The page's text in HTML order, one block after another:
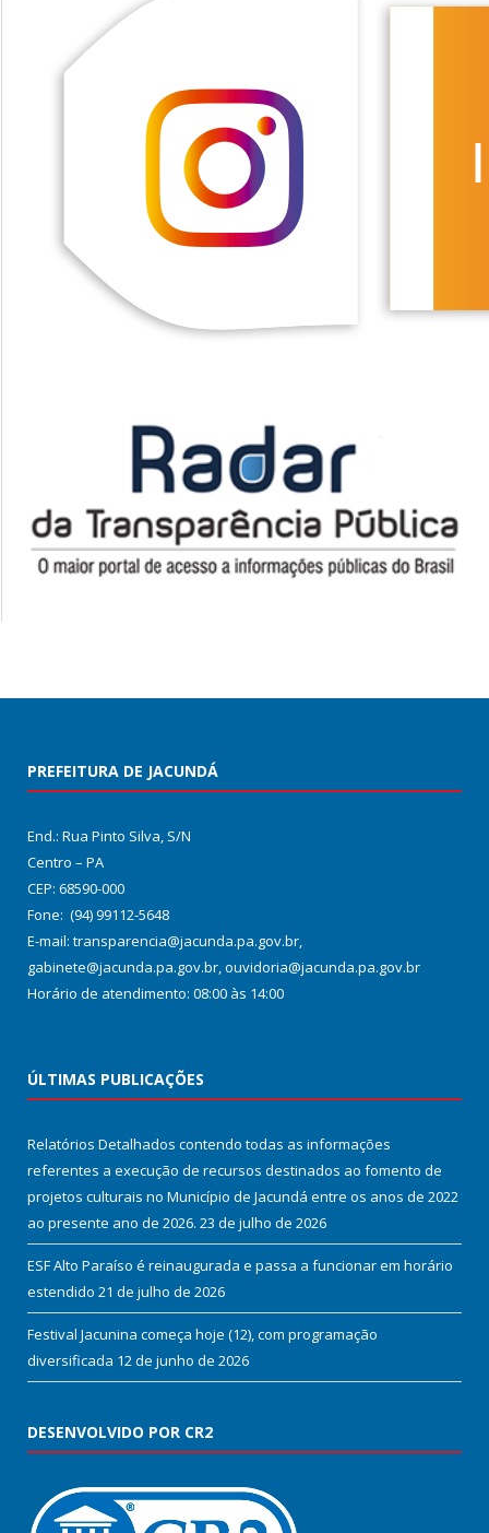
PREFEITURA DE JACUNDÁ
End.: Rua Pinto Silva, S/N
Centro – PA
CEP: 68590-000
Fone: (94) 99112-5648
E-mail: transparencia@jacunda.pa.gov.br,
gabinete@jacunda.pa.gov.br, ouvidoria@jacunda.pa.gov.br
Horário de atendimento: 08:00 às 14:00
ÚLTIMAS PUBLICAÇÕES
Relatórios Detalhados contendo todas as informações
referentes a execução de recursos destinados ao fomento de
projetos culturais no Município de Jacundá entre os anos de 2022
ao presente ano de 2026. 23 de julho de 2026
ESF Alto Paraíso é reinaugurada e passa a funcionar em horário
estendido 21 de julho de 2026
Festival Jacunina começa hoje (12), com programação
diversificada 12 de junho de 2026
DESENVOLVIDO POR CR2